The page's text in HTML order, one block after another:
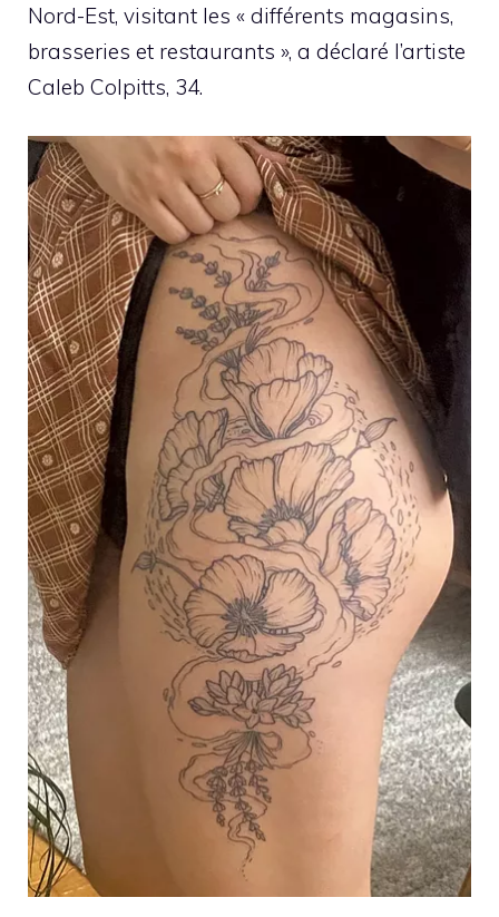
Nord-Est, visitant les « différents magasins,
brasseries et restaurants », a déclaré l’artiste
Caleb Colpitts, 34.